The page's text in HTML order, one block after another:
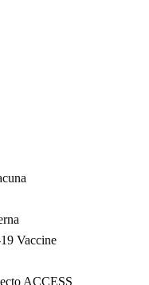
Vaccine
ACCESS